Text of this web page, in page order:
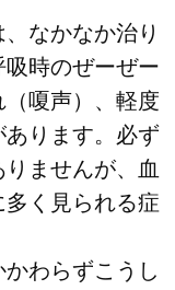
なかなか治り
時のぜーぜー
嗄声）、軽度
ります。必ず
ませんが、血
く見られる症
わらずこうし